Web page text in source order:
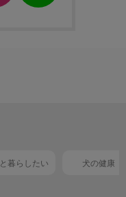
暮らしたい 犬の健康